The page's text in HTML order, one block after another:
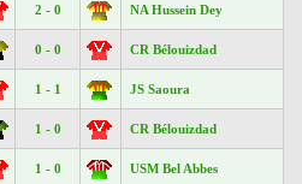
2 - 0 NA Hussein Dey
0 - 0 CR Bélouizdad
1 - 1 JS Saoura
1 - 0 CR Bélouizdad
1 - 0 USM Bel Abbes